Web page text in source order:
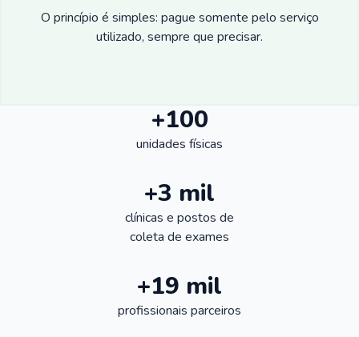
O princípio é simples: pague somente pelo serviço
utilizado, sempre que precisar.
+100
unidades físicas
+3 mil
clínicas e postos de
coleta de exames
+19 mil
profissionais parceiros